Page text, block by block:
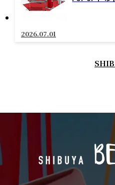
2026.07.01